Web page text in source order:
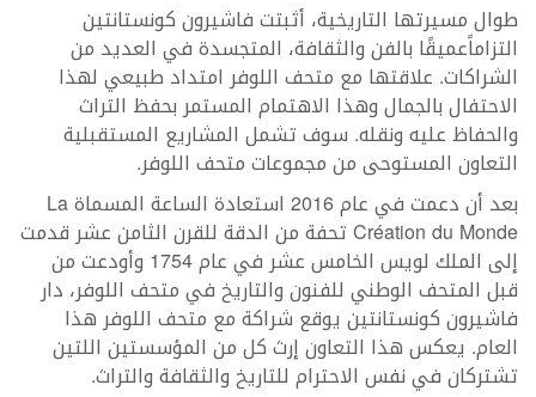
طوال مسيرتها التاريخية، أثبتت فاشيرون كونستانتين
التزاماًعميقًا بالفن والثقافة، المتجسدة في العديد من
الشراكات. علاقتها مع متحف اللوفر امتداد طبيعي لهذا
الاحتفال بالجمال وهذا الاهتمام المستمر بحفظ التراث
والحفاظ عليه ونقله. سوف تشمل المشاريع المستقبلية
التعاون المستوحى من مجموعات متحف اللوفر.
بعد أن دعمت في عام 2016 استعادة الساعة المسماة La
Création du Monde تحفة من الدقة للقرن الثامن عشر قدمت
إلى الملك لويس الخامس عشر في عام 1754 وأودعت من
قبل المتحف الوطني للفنون والتاريخ في متحف اللوفر​​، دار
فاشيرون كونستانتين يوقع شراكة مع متحف اللوفر هذا
العام. يعكس هذا التعاون إرث كل من المؤسستين اللتين
تشتركان في نفس الاحترام للتاريخ والثقافة والتراث.